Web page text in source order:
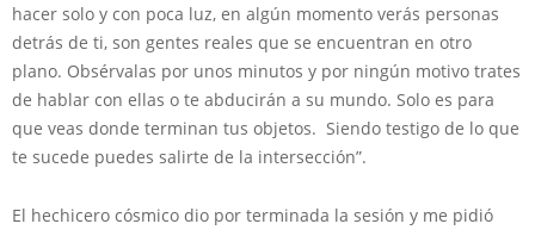
hacer solo y con poca luz, en algún momento verás personas
detrás de ti, son gentes reales que se encuentran en otro
plano. Obsérvalas por unos minutos y por ningún motivo trates
de hablar con ellas o te abducirán a su mundo. Solo es para
que veas donde terminan tus objetos. Siendo testigo de lo que
te sucede puedes salirte de la intersección”.
El hechicero cósmico dio por terminada la sesión y me pidió